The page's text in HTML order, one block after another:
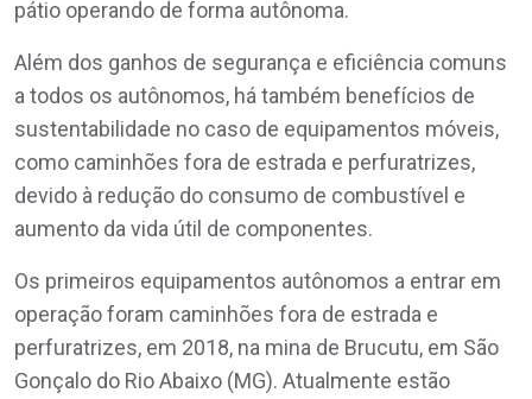
pátio operando de forma autônoma.
Além dos ganhos de segurança e eficiência comuns
a todos os autônomos, há também benefícios de
sustentabilidade no caso de equipamentos móveis,
como caminhões fora de estrada e perfuratrizes,
devido à redução do consumo de combustível e
aumento da vida útil de componentes.
Os primeiros equipamentos autônomos a entrar em
operação foram caminhões fora de estrada e
perfuratrizes, em 2018, na mina de Brucutu, em São
Gonçalo do Rio Abaixo (MG). Atualmente estão